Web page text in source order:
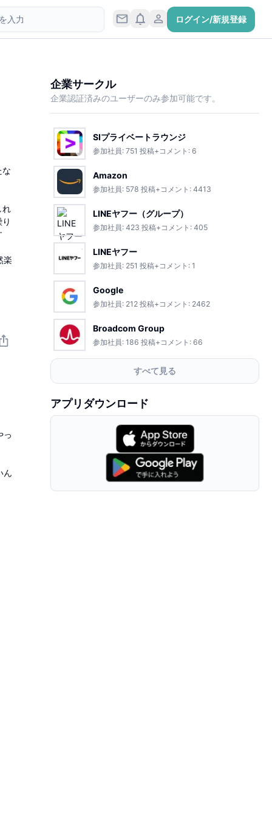
ログイン/新規登録
な
れ
楽
っ
ん
企業サークル
企業認証済みのユーザーのみ参加可能です。
SIプライベートラウンジ
参加社員: 751 投稿+コメント: 6
Amazon
参加社員: 578 投稿+コメント: 4413
LINEヤフー（グループ）
参加社員: 423 投稿+コメント: 405
LINEヤフー
参加社員: 251 投稿+コメント: 1
Google
参加社員: 212 投稿+コメント: 2462
Broadcom Group
参加社員: 186 投稿+コメント: 66
すべて見る
アプリダウンロード